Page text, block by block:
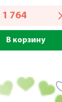
1 764
В корзину